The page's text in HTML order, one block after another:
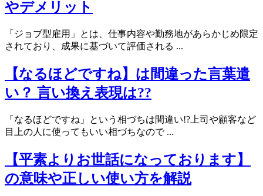
やデメリット
「ジョブ型雇用」とは、仕事内容や勤務地があらかじめ限定
されており、成果に基づいて評価される ...
【なるほどですね】は間違った言葉遣
い？ 言い換え表現は??
「なるほどですね」という相づちは間違い!?上司や顧客など
目上の人に使ってもいい相づちなので ...
【平素よりお世話になっております】
の意味や正しい使い方を解説